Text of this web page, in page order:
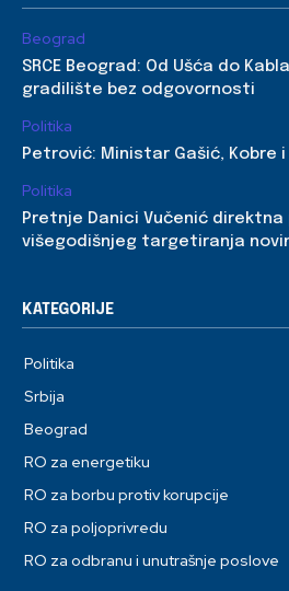
Beograd
SRCE Beograd: Od Ušća do
gradilište bez odgovornosti
Politika
Petrović: Ministar Gašić, Kobre
Politika
Pretnje Danici Vučenić
višegodišnjeg targetiranja
KATEGORIJE
Politika
Srbija
Beograd
RO za energetiku
RO za borbu protiv korupcije
RO za poljoprivredu
RO za odbranu i unutrašnje poslove